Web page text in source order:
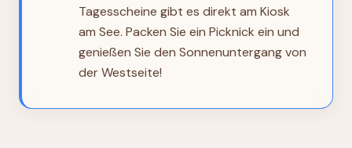
Tagesscheine gibt es direkt am Kiosk
am See. Packen Sie ein Picknick ein und
genießen Sie den Sonnenuntergang von
der Westseite!